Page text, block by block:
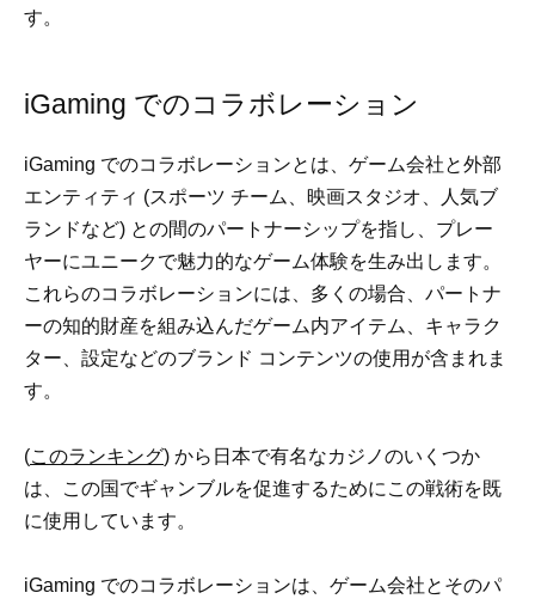
す。
iGaming でのコラボレーション
iGaming でのコラボレーションとは、ゲーム会社と外部
エンティティ (スポーツ チーム、映画スタジオ、人気ブ
ランドなど) との間のパートナーシップを指し、プレー
ヤーにユニークで魅力的なゲーム体験を生み出します。
これらのコラボレーションには、多くの場合、パートナ
ーの知的財産を組み込んだゲーム内アイテム、キャラク
ター、設定などのブランド コンテンツの使用が含まれま
す。
(このランキング) から日本で有名なカジノのいくつか
は、この国でギャンブルを促進するためにこの戦術を既
に使用しています。
iGaming でのコラボレーションは、ゲーム会社とそのパ